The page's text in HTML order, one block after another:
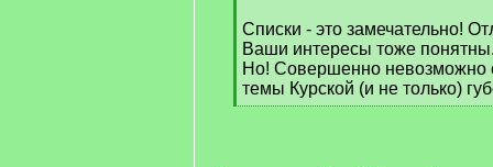
Списки - это замечательно!
Ваши интересы тоже
Но! Совершенно невозможно
темы Курской (и не только)
[